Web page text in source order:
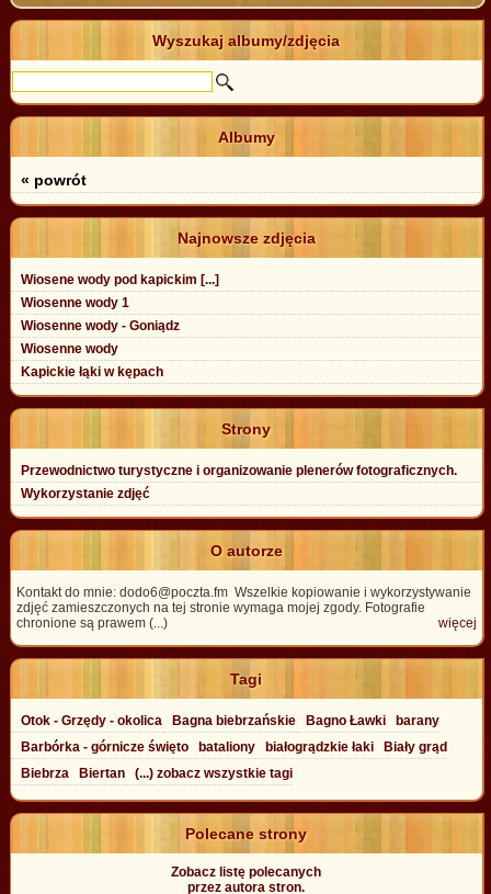
Wyszukaj albumy/zdjęcia
Albumy
« powrót
Najnowsze zdjęcia
Wiosene wody pod kapickim [...]
Wiosenne wody 1
Wiosenne wody - Goniądz
Wiosenne wody
Kapickie łąki w kępach
Strony
Przewodnictwo turystyczne i organizowanie plenerów fotograficznych.
Wykorzystanie zdjęć
O autorze
Kontakt do mnie: dodo6@poczta.fm Wszelkie kopiowanie i wykorzystywanie
zdjęć zamieszczonych na tej stronie wymaga mojej zgody. Fotografie
chronione są prawem (...)
więcej
Tagi
Otok - Grzędy - okolica Bagna biebrzańskie Bagno Ławki
barany
Barbórka - górnicze święto
bataliony białogrądzkie łaki
Biały grąd
Biebrza
Biertan (...) zobacz wszystkie tagi
Polecane strony
Zobacz listę polecanych
przez autora stron.